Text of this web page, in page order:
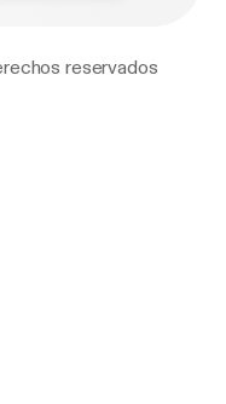
reservados